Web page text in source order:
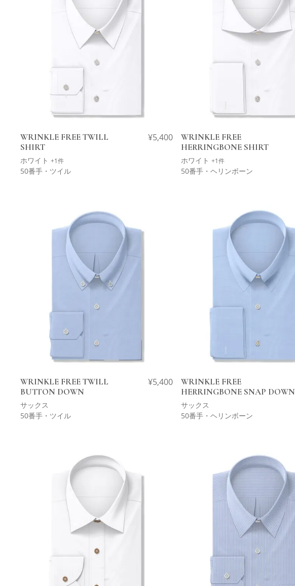
WRINKLE FREE TWILL
SHIRT
ホワイト +1件
¥5,400
50番手・ツイル
WRINKLE FREE
HERRINGBONE SHIRT
ホワイト+1件
50番手・ヘリンボーン
WRINKLE FREE TWILL
BUTTON DOWN
サックス
¥5,400
50番手・ツイル
WRINKLE FREE
HERRINGBONE SNAP DOWN
サックス
50番手・ヘリンボーン